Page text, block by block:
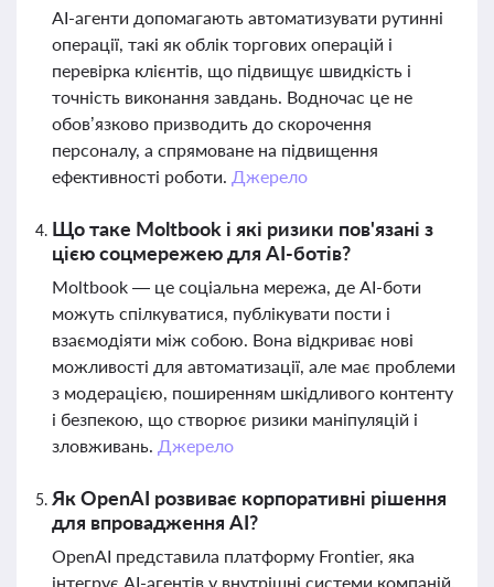
AI-агенти допомагають автоматизувати рутинні
операції, такі як облік торгових операцій і
перевірка клієнтів, що підвищує швидкість і
точність виконання завдань. Водночас це не
обов’язково призводить до скорочення
персоналу, а спрямоване на підвищення
ефективності роботи. Джерело
Що таке Moltbook і які ризики пов'язані з
цією соцмережею для AI-ботів?
Moltbook — це соціальна мережа, де AI-боти
можуть спілкуватися, публікувати пости і
взаємодіяти між собою. Вона відкриває нові
можливості для автоматизації, але має проблеми
з модерацією, поширенням шкідливого контенту
і безпекою, що створює ризики маніпуляцій і
зловживань. Джерело
Як OpenAI розвиває корпоративні рішення
для впровадження AI?
OpenAI представила платформу Frontier, яка
інтегрує AI-агентів у внутрішні системи компаній,